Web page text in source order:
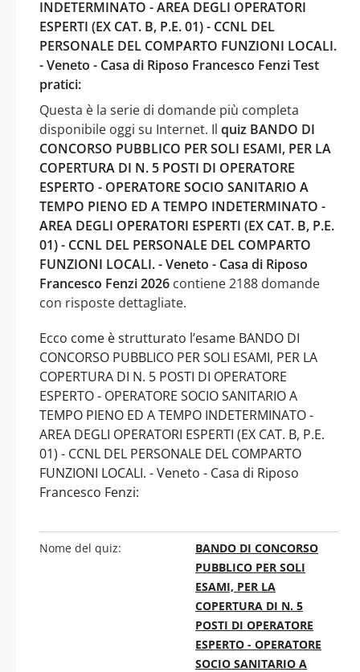
INDETERMINATO - AREA DEGLI OPERATORI
ESPERTI (EX CAT. B, P.E. 01) - CCNL DEL
PERSONALE DEL COMPARTO FUNZIONI LOCALI.
- Veneto - Casa di Riposo Francesco Fenzi Test
pratici:
Questa è la serie di domande più completa
disponibile oggi su Internet. Il quiz BANDO DI
CONCORSO PUBBLICO PER SOLI ESAMI, PER LA
COPERTURA DI N. 5 POSTI DI OPERATORE
ESPERTO - OPERATORE SOCIO SANITARIO A
TEMPO PIENO ED A TEMPO INDETERMINATO -
AREA DEGLI OPERATORI ESPERTI (EX CAT. B, P.E.
01) - CCNL DEL PERSONALE DEL COMPARTO
FUNZIONI LOCALI. - Veneto - Casa di Riposo
Francesco Fenzi 2026 contiene 2188 domande
con risposte dettagliate.
Ecco come è strutturato l’esame BANDO DI
CONCORSO PUBBLICO PER SOLI ESAMI, PER LA
COPERTURA DI N. 5 POSTI DI OPERATORE
ESPERTO - OPERATORE SOCIO SANITARIO A
TEMPO PIENO ED A TEMPO INDETERMINATO -
AREA DEGLI OPERATORI ESPERTI (EX CAT. B, P.E.
01) - CCNL DEL PERSONALE DEL COMPARTO
FUNZIONI LOCALI. - Veneto - Casa di Riposo
Francesco Fenzi:
Nome del quiz:
BANDO DI CONCORSO
PUBBLICO PER SOLI
ESAMI, PER LA
COPERTURA DI N. 5
POSTI DI OPERATORE
ESPERTO - OPERATORE
SOCIO SANITARIO A